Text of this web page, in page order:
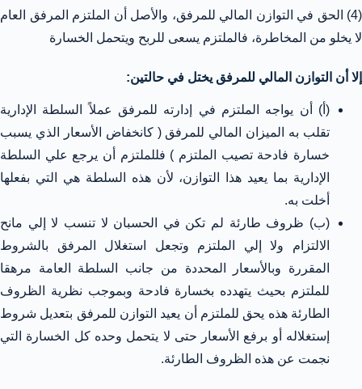
(4) الحق في التوازن المالي للمرفق، والأصل أن الملتزم المرفق العام
لا يخلو من المخاطرة، فالملتزم يسعى للربح ويتحمل الخسارة
إلا أن التوازن المالي للمرفق يختل في حالتين:
(أ) أن يواجه الملتزم في إدارته للمرفق عملاً السلطة الإدارية
تقلب به الميزان المالي للمرفق ( كانخفاض الأسعار الذي يسبب
خسارة فادحة تصيب الملتزم ) فللملتزم أن يرجع علي السلطة
الإدارية بما يعيد هذا التوازن، لأن هذه السلطة هي التي بفعلها
أخلت به.
(ب) ظروف طارئة لم تكن في الحسبان لا تنسب لا إلي مانح
الالتزام ولا إلي الملتزم وتجعل استغلال المرفق بالشروط
المقررة وبالأسعار المحددة من جانب السلطة العامة مرهقا
للملتزم بحيث يتهدده بخسارة فادحة وبموجب نظرية الظروف
الطارئة هذه يحق للملتزم أن يعيد التوازن للمرفق بتعديل شروط
إستغلاله أو برفع الأسعار حتى لا يتحمل وحده كل الخسارة التي
نجمت عن هذه الظروف الطارئة.